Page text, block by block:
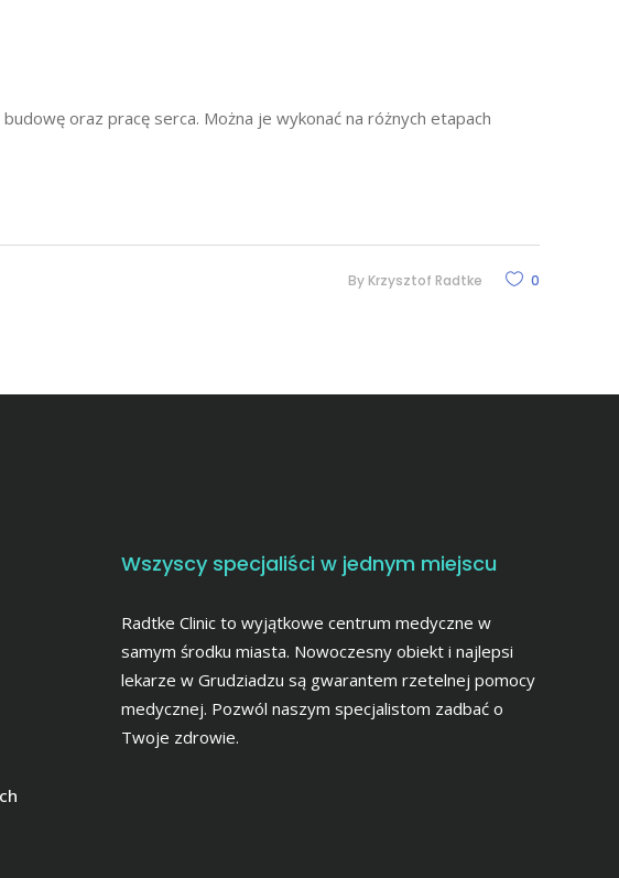
oraz pracę serca. Można je wykonać na różnych etapach
By Krzysztof Radtke 0
Wszyscy specjaliści w jednym miejscu
Radtke Clinic to wyjątkowe centrum medyczne w
samym środku miasta. Nowoczesny obiekt i najlepsi
lekarze w Grudziadzu są gwarantem rzetelnej pomocy
medycznej. Pozwól naszym specjalistom zadbać o
Twoje zdrowie.